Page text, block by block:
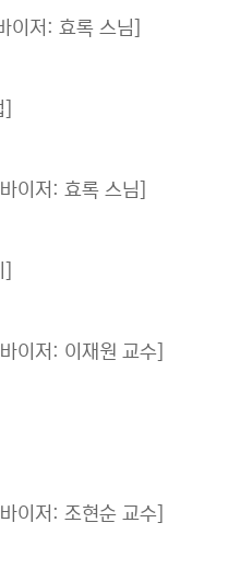
이저: 효록 스님]
이저: 효록 스님]
이저: 이재원 교수]
이저: 조현순 교수]